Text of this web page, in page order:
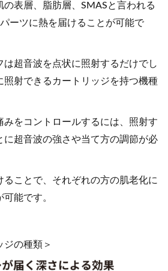
の表層、脂肪層、SMASと言われる
ーツに熱を届けることが可能で
は超音波を点状に照射するだけでし
照射できるカートリッジを持つ機種
みをコントロールするには、照射す
に超音波の強さや当て方の調節が必
ることで、それぞれの方の肌老化に
能です。
ジの種類＞